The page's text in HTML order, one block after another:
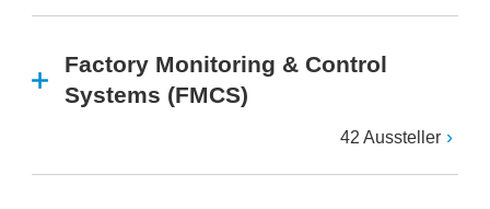
Factory Monitoring & Control
Systems (FMCS)
42 Aussteller